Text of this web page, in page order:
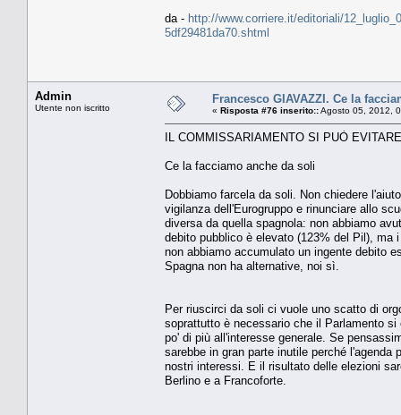
da - http://www.corriere.it/editoriali/
5df29481da70.shtml
Admin
Utente non iscritto
Francesco GIAVAZZI. Ce la
« Risposta #76 inserito::Agosto 05, 2012,
IL COMMISSARIAMENTO SI PUÒ EVITARE
Ce la facciamo anche da soli
Dobbiamo farcela da soli. Non chiedere
vigilanza dell'Eurogruppo e rinunciare allo
diversa da quella spagnola: non abbiamo
debito pubblico è elevato (123% del Pil),
non abbiamo accumulato un ingente debito
Spagna non ha alternative, noi sì.
Per riuscirci da soli ci vuole uno scatto di
soprattutto è necessario che il Parlamento
po' di più all'interesse generale. Se
sarebbe in gran parte inutile perché
nostri interessi. E il risultato delle elezioni
Berlino e a Francoforte.